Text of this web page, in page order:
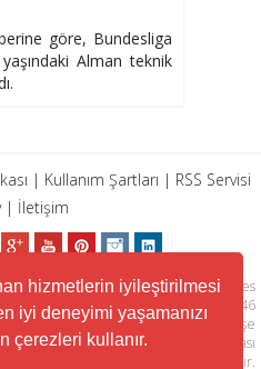
hizmetlerin iyileştirilmesi
iyi deneyimi yaşamanızı
çerezleri kullanır.
göre, Bundesliga
Alman teknik
| Kullanım Şartları | RSS Servisi
| İletişim
yazılar, materyaller, resimler, ses
ve düzenlemelerin telif hakları 5846
korunmaktadır. Her türlü haber, köşe
ve kaynak belirtilmeksizin kopyalanması
hakları tarafımızca saklı tutulmaktadır.